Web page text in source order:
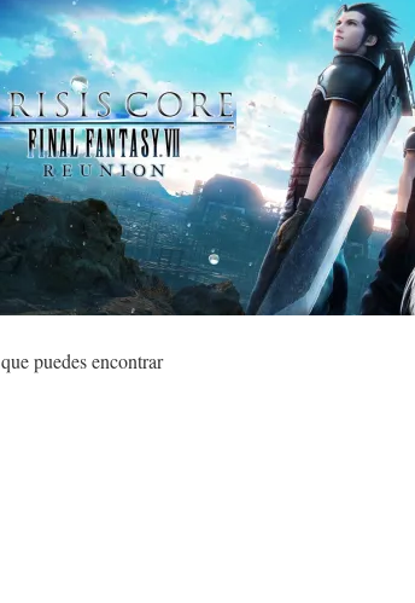
puedes encontrar